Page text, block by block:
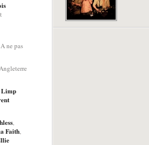
ne pas
Limp
,
Faith,